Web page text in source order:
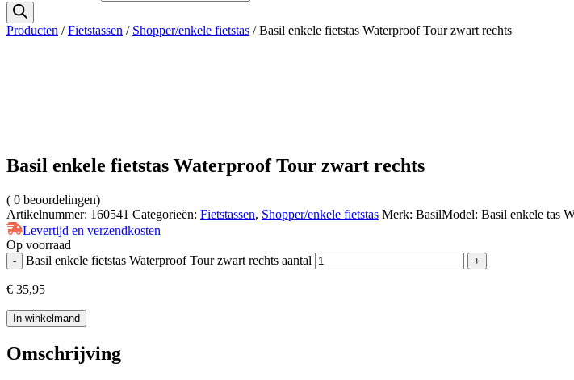
Producten /Fietstassen / Shopper/enkele fietstas / Basil enkele fietstas Waterproof Tour zwart rechts
Basil enkele fietstas Waterproof Tour zwart rechts
( 0 beoordelingen)
Artikelnummer: 160541 Categorieën: Fietstassen, Shopper/enkele fietstas Merk: BasilModel: Basil enkele tas
Levertijd en verzendkosten
Op voorraad
- Basil enkele fietstas Waterproof Tour zwart rechts aantal +
€ 35,95
In winkelmand
Omschrijving